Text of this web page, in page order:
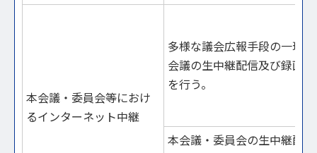
本会議・委員会等におけ
るインターネット中継
多様な議会広報手段の一環
会議の生中継配信及び録画
を行う。
本会議・委員会の生中継配